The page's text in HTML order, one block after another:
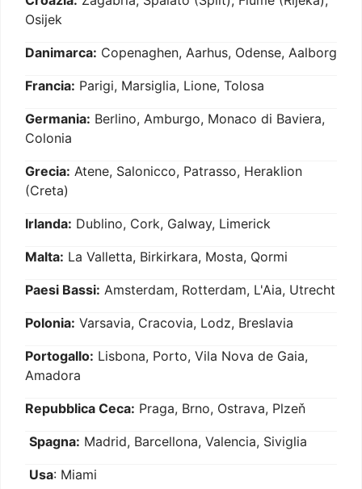
Osijek
Danimarca: Copenaghen, Aarhus, Odense, Aalborg
Francia: Parigi, Marsiglia, Lione, Tolosa
Germania: Berlino, Amburgo, Monaco di Baviera,
Colonia
Grecia: Atene, Salonicco, Patrasso, Heraklion
(Creta)
Irlanda: Dublino, Cork, Galway, Limerick
Malta: La Valletta, Birkirkara, Mosta, Qormi
Paesi Bassi: Amsterdam, Rotterdam, L'Aia, Utrecht
Polonia: Varsavia, Cracovia, Lodz, Breslavia
Portogallo: Lisbona, Porto, Vila Nova de Gaia,
Amadora
Repubblica Ceca: Praga, Brno, Ostrava, Plzeň
Spagna: Madrid, Barcellona, Valencia, Siviglia
Usa: Miami